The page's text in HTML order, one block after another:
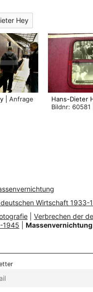
Hey
| Anfrage
Hans-Dieter
Bildnr: 60581
Wirtschaft 1933-
Verbrechen der
1945